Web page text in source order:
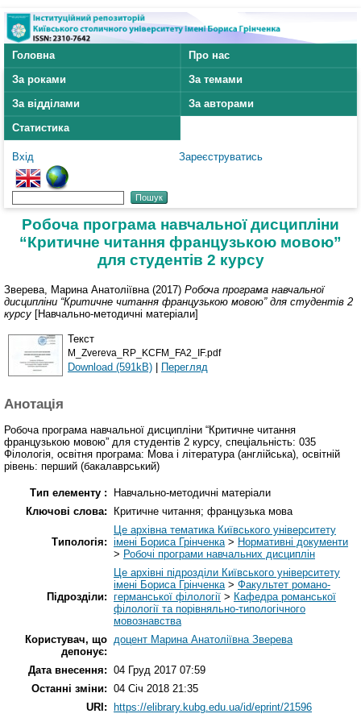
Головна
Про нас
За роками
За темами
За відділами
За авторами
Статистика
Вхід Зареєструватись
Робоча програма навчальної дисципліни
“Критичне читання французькою мовою”
для студентів 2 курсу
Зверева, Марина Анатоліївна (2017) Робоча програма навчальної
дисципліни “Критичне читання французькою мовою” для студентів 2
курсу [Навчально-методичні матеріали]
Текст
M_Zvereva_RP_KCFM_FA2_IF.pdf
Download (591kB) | Перегляд
Анотація
Робоча програма навчальної дисципліни “Критичне читання
французькою мовою” для студентів 2 курсу, cпеціальність: 035
Філологія, oсвітня програма: Мова і література (англійська), oсвітній
рівень: перший (бакалаврський)
Тип елементу :
Навчально-методичні матеріали
Ключові слова:
Критичне читання; французька мова
Типологія:
Це архівна тематика Київського університету
імені Бориса Грінченка> Нормативні документи
> Робочі програми навчальних дисциплін
Підрозділи:
Це архівні підрозділи Київського університету
імені Бориса Грінченка> Факультет романо-
германської філології > Кафедра романської
філології та порівняльно-типологічного
мовознавства
Користувач, що
депонує:
доцент Марина Анатоліївна Зверева
Дата внесення: 04 Груд 2017 07:59
Останні зміни: 04 Січ 2018 21:35
URI:
https://elibrary.kubg.edu.ua/id/eprint/21596